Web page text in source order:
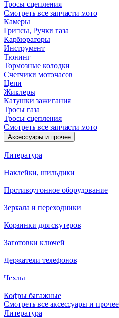
Тросы сцепления
Смотреть все запчасти мото
Камеры
Грипсы, Ручки газа
Карбюраторы
Инструмент
Тюнинг
Тормозные колодки
Счетчики моточасов
Цепи
Жиклеры
Катушки зажигания
Тросы газа
Тросы сцепления
Смотреть все запчасти мото
Аксессуары и прочее
Литература
Наклейки, шильдики
Противоугонное оборудование
Зеркала и переходники
Корзинки для скутеров
Заготовки ключей
Держатели телефонов
Чехлы
Кофры багажные
Смотреть все аксессуары и прочее
Литература